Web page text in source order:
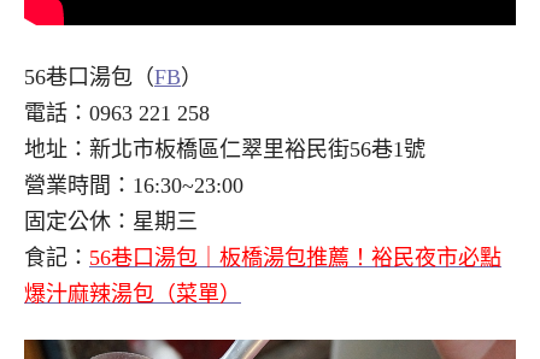
56巷口湯包（FB）
電話：0963 221 258
地址：新北市板橋區仁翠里裕民街56巷1號
營業時間：16:30~23:00
固定公休：星期三
食記： 56巷口湯包｜板橋湯包推薦！裕民夜市必點
爆汁麻辣湯包（菜單）